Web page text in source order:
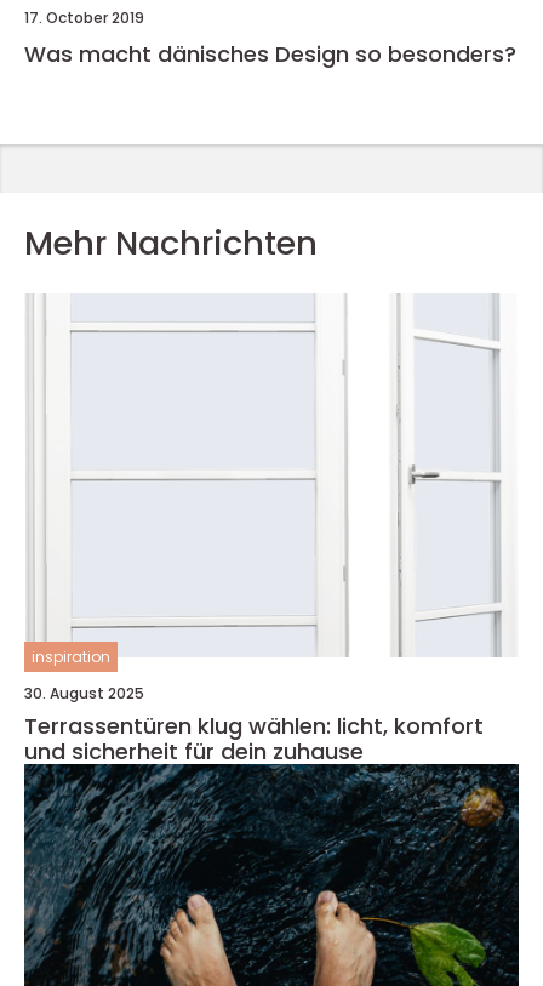
17. October 2019
Was macht dänisches Design so besonders?
Mehr Nachrichten
inspiration
30. August 2025
Terrassentüren klug wählen: licht, komfort
und sicherheit für dein zuhause